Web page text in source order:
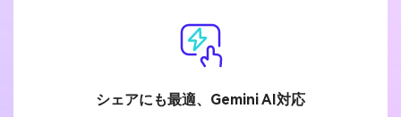
シェアにも最適、Gemini AI対応